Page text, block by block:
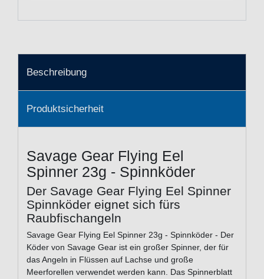
Beschreibung
Produktsicherheit
Savage Gear Flying Eel
Spinner 23g - Spinnköder
Der Savage Gear Flying Eel Spinner
Spinnköder eignet sich fürs
Raubfischangeln
Savage Gear Flying Eel Spinner 23g - Spinnköder - Der
Köder von Savage Gear ist ein großer Spinner, der für
das Angeln in Flüssen auf Lachse und große
Meerforellen verwendet werden kann. Das Spinnerblatt